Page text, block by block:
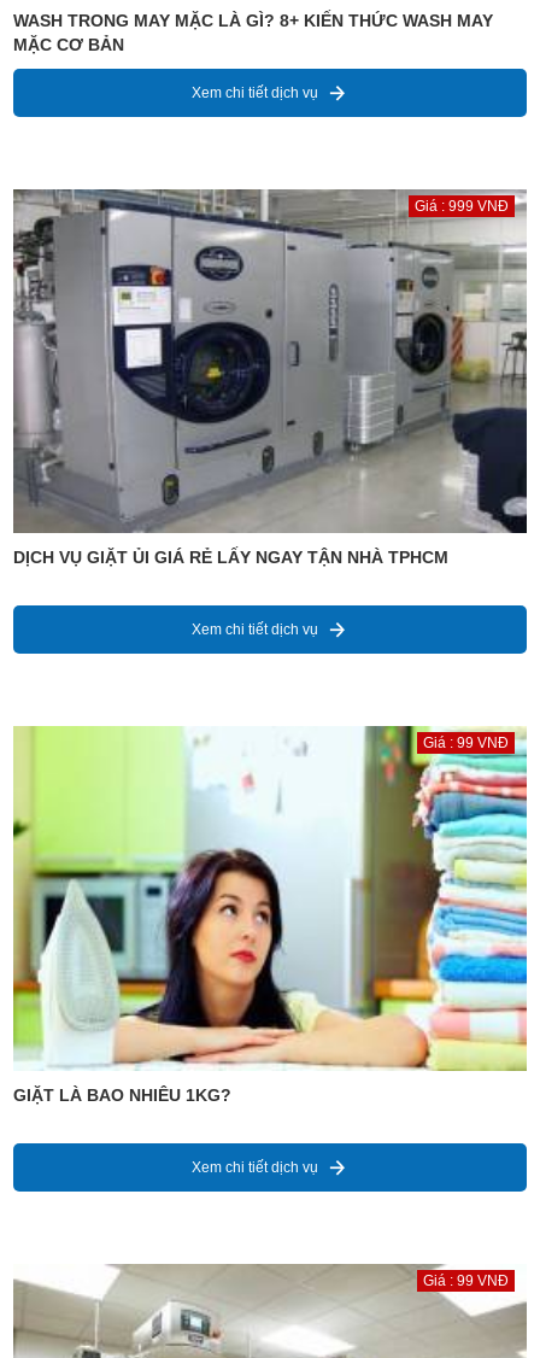
WASH TRONG MAY MẶC LÀ GÌ? 8+ KIẾN THỨC WASH MAY
MẶC CƠ BẢN
Xem chi tiết dịch vụ
Giá : 999 VNĐ
DỊCH VỤ GIẶT ỦI GIÁ RẺ LẤY NGAY TẬN NHÀ TPHCM
Xem chi tiết dịch vụ
Giá : 99 VNĐ
GIẶT LÀ BAO NHIÊU 1KG?
Xem chi tiết dịch vụ
Giá : 99 VNĐ